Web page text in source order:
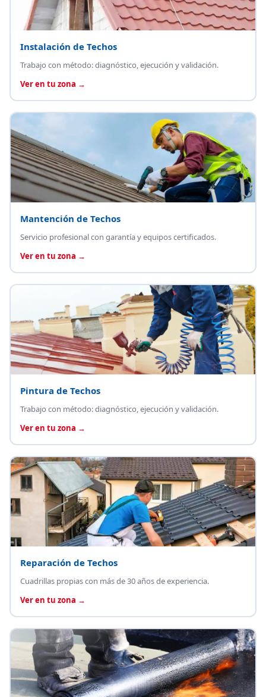
Instalación de Techos
Trabajo con método: diagnóstico, ejecución y validación.
Ver en tu zona →
Mantención de Techos
Servicio profesional con garantía y equipos certificados.
Ver en tu zona →
Pintura de Techos
Trabajo con método: diagnóstico, ejecución y validación.
Ver en tu zona →
Reparación de Techos
Cuadrillas propias con más de 30 años de experiencia.
Ver en tu zona →